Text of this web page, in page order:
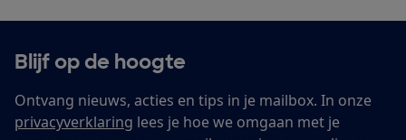
Blijf op de hoogte
Ontvang nieuws, acties en tips in je mailbox. In onze
privacyverklaring lees je hoe we omgaan met je